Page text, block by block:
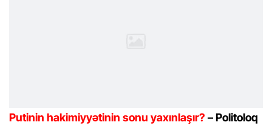
Putinin hakimiyyətinin sonu yaxınlaşır? – Politoloq